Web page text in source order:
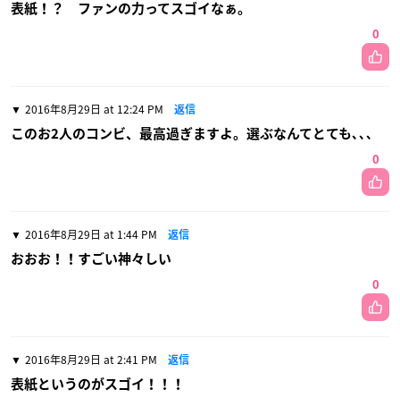
表紙！？ ファンの力ってスゴイなぁ。
0
2016年8月29日 at 12:24 PM 返信
このお2人のコンビ、最高過ぎますよ。選ぶなんてとても､､､
0
2016年8月29日 at 1:44 PM 返信
おおお！！すごい神々しい
0
2016年8月29日 at 2:41 PM 返信
表紙というのがスゴイ！！！